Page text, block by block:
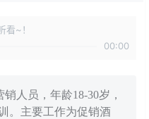
看~！
00:00
人员，年龄18-30岁，
。主要工作为促销酒